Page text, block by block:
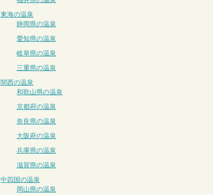
東海の温泉
静岡県の温泉
愛知県の温泉
岐阜県の温泉
三重県の温泉
関西の温泉
和歌山県の温泉
京都府の温泉
奈良県の温泉
大阪府の温泉
兵庫県の温泉
滋賀県の温泉
中四国の温泉
岡山県の温泉